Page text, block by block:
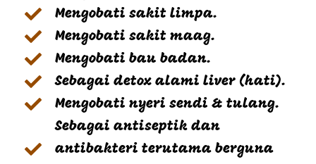
Mengobati sakit limpa.
Mengobati sakit maag.
Mengobati bau badan.
Sebagai detox alami liver (hati).
Mengobati nyeri sendi & tulang.
Sebagai antiseptik dan
antibakteri terutama berguna